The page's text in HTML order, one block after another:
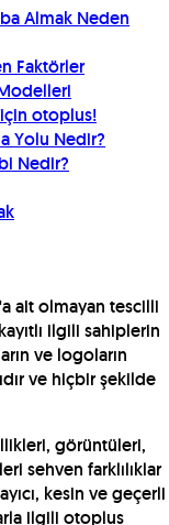
Almak Neden
Faktörler
için otoplus!
Yolu Nedir?
Nedir?
ait olmayan tescilli
ilgili sahiplerin
ve logoların
ve hiçbir şekilde
görüntüleri,
sehven farklılıklar
kesin ve geçerli
ilgili otoplus